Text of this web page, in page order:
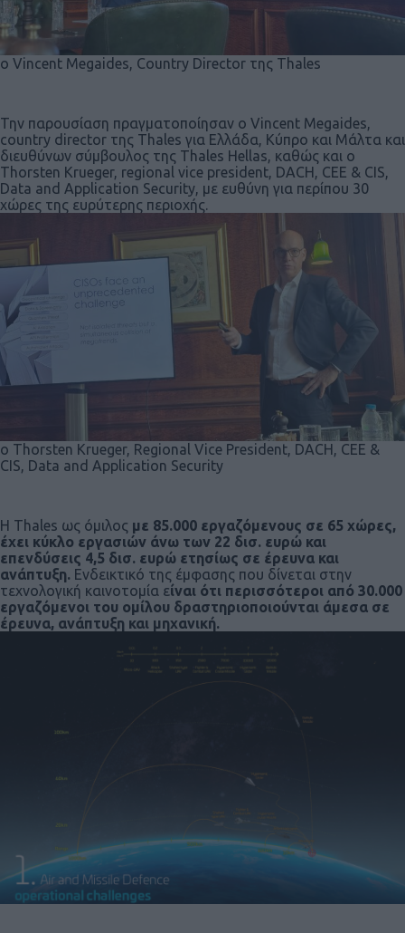
ο Vincent Megaides, Country Director της Thales
Την παρουσίαση πραγματοποίησαν ο Vincent Megaides,
country director της Thales για Ελλάδα, Κύπρο και Μάλτα και
διευθύνων σύμβουλος της Thales Hellas, καθώς και ο
Thorsten Krueger, regional vice president, DACH, CEE & CIS,
Data and Application Security, με ευθύνη για περίπου 30
χώρες της ευρύτερης περιοχής.
ο Thorsten Krueger, Regional Vice President, DACH, CEE &
CIS, Data and Application Security
H Thales ως όμιλος με 85.000 εργαζόμενους σε 65 χώρες,
έχει κύκλο εργασιών άνω των 22 δισ. ευρώ και
επενδύσεις 4,5 δισ. ευρώ ετησίως σε έρευνα και
ανάπτυξη. Ενδεικτικό της έμφασης που δίνεται στην
τεχνολογική καινοτομία είναι ότι περισσότεροι από 30.000
εργαζόμενοι του ομίλου δραστηριοποιούνται άμεσα σε
έρευνα, ανάπτυξη και μηχανική.